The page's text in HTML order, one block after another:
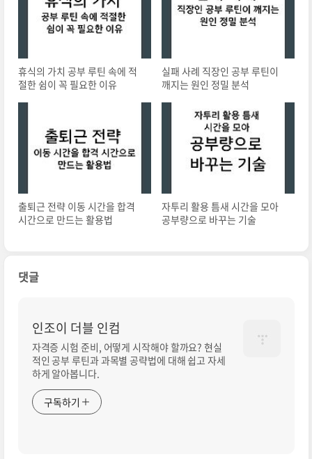
휴식의 가치 공부 루틴 속에 적
절한 쉼이 꼭 필요한 이유
실패 사례 직장인 공부 루틴이
깨지는 원인 정밀 분석
출퇴근 전략 이동 시간을 합격
시간으로 만드는 활용법
자투리 활용 틈새 시간을 모아
공부량으로 바꾸는 기술
댓글
인조이 더블 인컴
자격증 시험 준비, 어떻게 시작해야 할까요? 현실
적인 공부 루틴과 과목별 공략법에 대해 쉽고 자세
하게 알아봅니다.
구독하기